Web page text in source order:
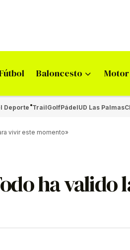
Baloncesto Motor
Deporte TrailGolfPádelUD Las Palmas
vivir este momento»
ha valido